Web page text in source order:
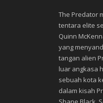
The Predator
tentara elite
Quinn
yang
tangan alien
luar angkasa
sebuah kota
dalam kisah